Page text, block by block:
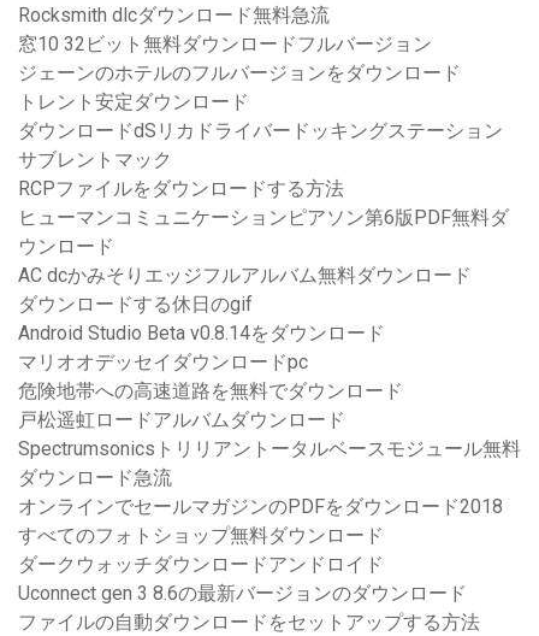
Rocksmith dlcダウンロード無料急流
窓10 32ビット無料ダウンロードフルバージョン
ジェーンのホテルのフルバージョンをダウンロード
トレント安定ダウンロード
ダウンロードdSリカドライバードッキングステーション
サブレントマック
RCPファイルをダウンロードする方法
ヒューマンコミュニケーションピアソン第6版PDF無料ダ
ウンロード
AC dcかみそりエッジフルアルバム無料ダウンロード
ダウンロードする休日のgif
Android Studio Beta v0.8.14をダウンロード
マリオオデッセイダウンロードpc
危険地帯への高速道路を無料でダウンロード
戸松遥虹ロードアルバムダウンロード
Spectrumsonicsトリリアントータルベースモジュール無料
ダウンロード急流
オンラインでセールマガジンのPDFをダウンロード2018
すべてのフォトショップ無料ダウンロード
ダークウォッチダウンロードアンドロイド
Uconnect gen 3 8.6の最新バージョンのダウンロード
ファイルの自動ダウンロードをセットアップする方法